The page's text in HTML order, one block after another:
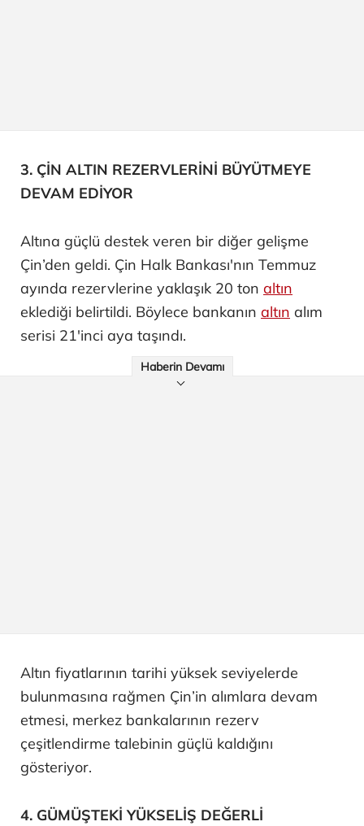
3. ÇİN ALTIN REZERVLERİNİ BÜYÜTMEYE
DEVAM EDİYOR
Altına güçlü destek veren bir diğer gelişme
Çin’den geldi. Çin Halk Bankası'nın Temmuz
ayında rezervlerine yaklaşık 20 ton altın
eklediği belirtildi. Böylece bankanın altın alım
serisi 21'inci aya taşındı.
Haberin Devamı
Altın fiyatlarının tarihi yüksek seviyelerde
bulunmasına rağmen Çin’in alımlara devam
etmesi, merkez bankalarının rezerv
çeşitlendirme talebinin güçlü kaldığını
gösteriyor.
4. GÜMÜŞTEKİ YÜKSELİŞ DEĞERLİ